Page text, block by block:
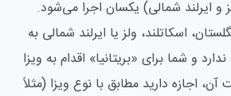
و ایرلند شمالی) یکسان اجرا می‌شود.
اسکاتلند، ولز یا ایرلند شمالی به
و شما برای «بریتانیا» اقدام به ویزا
اجازه دارید مطابق با نوع ویزا (مثلاً